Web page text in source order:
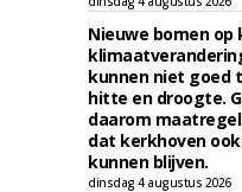
Nieuwe bomen op
kunnen niet goed
hitte en droogte.
daarom
dat kerkhoven
kunnen blijven.
dinsdag 4 augustus 2026